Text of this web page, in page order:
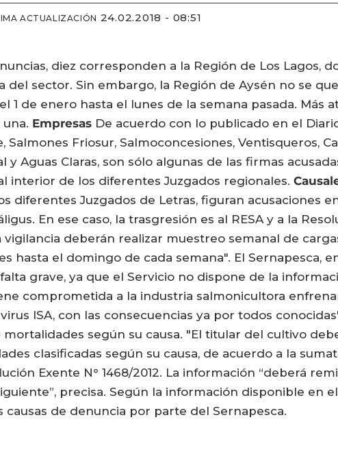
ACTUALIZACIÓN 24.02.2018 - 08:51
diez corresponden a la Región de Los Lagos,
sector. Sin embargo, la Región de Aysén no se
1 de enero hasta el lunes de la semana pasada. Más
Empresas De acuerdo con lo publicado en el
Salmones Friosur, Salmoconcesiones, Ventisqueros,
y Aguas Claras, son sólo algunas de las firmas
interior de los diferentes Juzgados regionales.
diferentes Juzgados de Letras, figuran acusaciones
En ese caso, la trasgresión es al RESA y a la
deberán realizar muestreo semanal de
hasta el domingo de cada semana". El Sernapesca,
grave, ya que el Servicio no dispone de la
comprometida a la industria salmonicultora
ISA, con las consecuencias ya por todos
según su causa. "El titular del cultivo
clasificadas según su causa, de acuerdo a la
Exente N° 1468/2012. La información “deberá
precisa. Según la información disponible en
de denuncia por parte del Sernapesca.